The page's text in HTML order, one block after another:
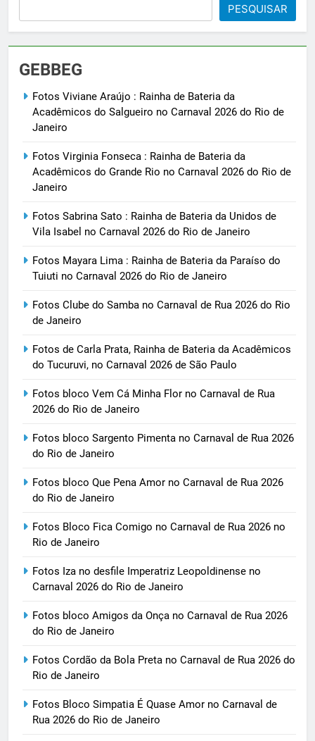
PESQUISAR
GEBBEG
Fotos Viviane Araújo : Rainha de Bateria da
Acadêmicos do Salgueiro no Carnaval 2026 do Rio de
Janeiro
Fotos Virginia Fonseca : Rainha de Bateria da
Acadêmicos do Grande Rio no Carnaval 2026 do Rio de
Janeiro
Fotos Sabrina Sato : Rainha de Bateria da Unidos de
Vila Isabel no Carnaval 2026 do Rio de Janeiro
Fotos Mayara Lima : Rainha de Bateria da Paraíso do
Tuiuti no Carnaval 2026 do Rio de Janeiro
Fotos Clube do Samba no Carnaval de Rua 2026 do Rio
de Janeiro
Fotos de Carla Prata, Rainha de Bateria da Acadêmicos
do Tucuruvi, no Carnaval 2026 de São Paulo
Fotos bloco Vem Cá Minha Flor no Carnaval de Rua
2026 do Rio de Janeiro
Fotos bloco Sargento Pimenta no Carnaval de Rua 2026
do Rio de Janeiro
Fotos bloco Que Pena Amor no Carnaval de Rua 2026
do Rio de Janeiro
Fotos Bloco Fica Comigo no Carnaval de Rua 2026 no
Rio de Janeiro
Fotos Iza no desfile Imperatriz Leopoldinense no
Carnaval 2026 do Rio de Janeiro
Fotos bloco Amigos da Onça no Carnaval de Rua 2026
do Rio de Janeiro
Fotos Cordão da Bola Preta no Carnaval de Rua 2026 do
Rio de Janeiro
Fotos Bloco Simpatia É Quase Amor no Carnaval de
Rua 2026 do Rio de Janeiro